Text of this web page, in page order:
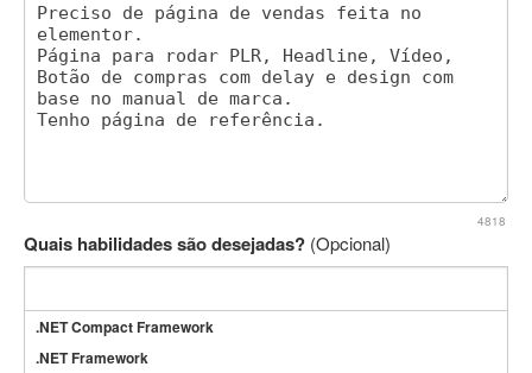
4818
Quais habilidades são desejadas? (Opcional)
.NET Compact Framework
.NET Framework